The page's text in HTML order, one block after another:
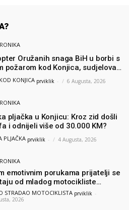
Oružanih snaga BiH u borbi s
požarom kod Konjica, sudjelovao
KONJICA prviklik - 6 Augusta, 2026
pljačka u Konjicu: Kroz zid došli
i odnijeli više od 30.000 KM?
PLJAČKA prviklik - 4 Augusta, 2026
emotivnim porukama prijatelji se
od mladog motocikliste
Porča
STRADAO MOTOCIKLISTA prviklik -
2026